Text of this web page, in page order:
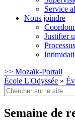
Service
Nous joindre
Justifier
>> Mozaïk-Portail
École L'Odyssée »
Rechercher
:
Semaine de